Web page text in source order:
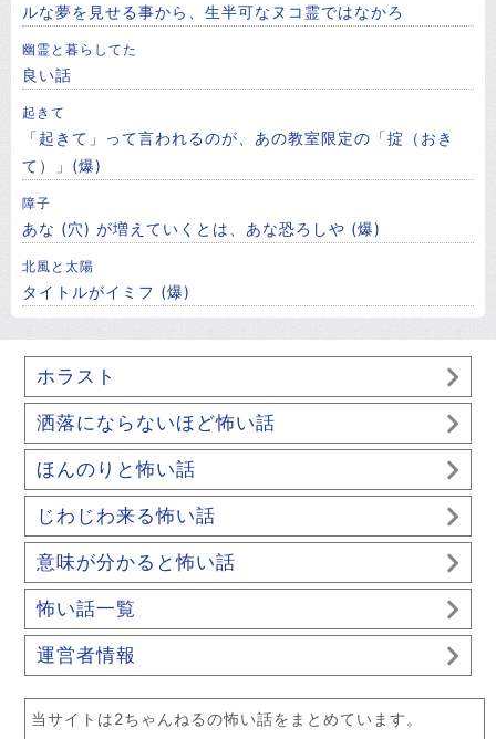
ルな夢を見せる事から、生半可なヌコ霊ではなかろ
幽霊と暮らしてた
良い話
起きて
「起きて」って言われるのが、あの教室限定の「掟（おき
て）」(爆)
障子
あな (穴) が増えていくとは、あな恐ろしや (爆)
北風と太陽
タイトルがイミフ (爆)
ホラスト
洒落にならないほど怖い話
ほんのりと怖い話
じわじわ来る怖い話
意味が分かると怖い話
怖い話一覧
運営者情報
当サイトは2ちゃんねるの怖い話をまとめています。